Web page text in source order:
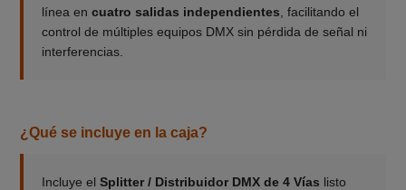
línea en cuatro salidas independientes , facilitando el
control de múltiples equipos DMX sin pérdida de señal ni
interferencias.
¿Qué se incluye en la caja?
Incluye el Splitter / Distribuidor DMX de 4 Vías listo